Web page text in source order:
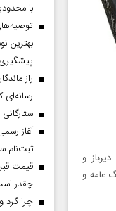
و
عامه و
با
بهترین
راز
ستارگانی که
ثبت‌نام سماح به ۱.۷
چقدر
چرا گرد